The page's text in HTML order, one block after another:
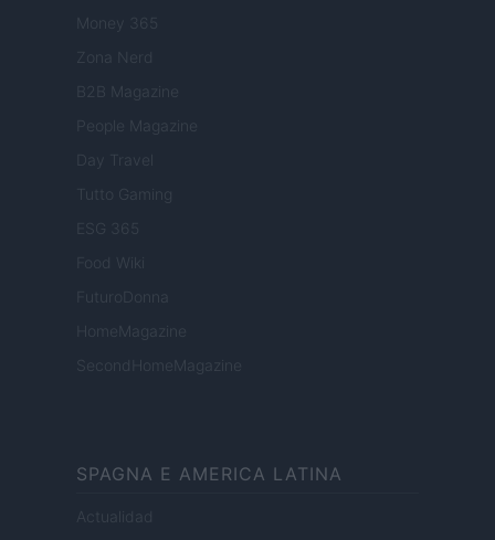
Money 365
Zona Nerd
B2B Magazine
People Magazine
Day Travel
Tutto Gaming
ESG 365
Food Wiki
FuturoDonna
HomeMagazine
SecondHomeMagazine
SPAGNA E AMERICA LATINA
Actualidad